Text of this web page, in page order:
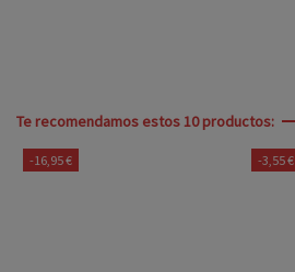
Te recomendamos estos 10 productos:
-16,95 € -3,55 €